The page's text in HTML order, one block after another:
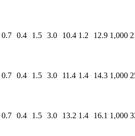
0.7 0.4 1.5 3.0 10.4 1.2 12.9 1,000
0.7 0.4 1.5 3.0 11.4 1.4 14.3 1,000
0.7 0.4 1.5 3.0 13.2 1.4 16.1 1,000